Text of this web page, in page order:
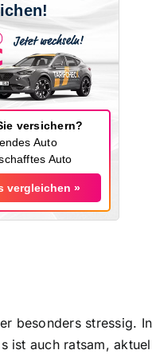
versichern?
Auto
Auto
vergleichen »
besonders stressig.
auch ratsam,